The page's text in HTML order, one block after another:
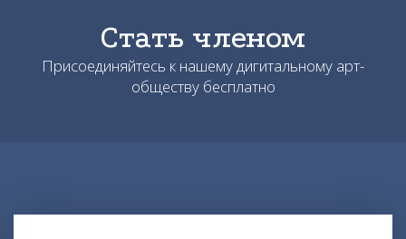
Стать членом
Присоединяйтесь к нашему дигитальному арт-
обществу бесплатно